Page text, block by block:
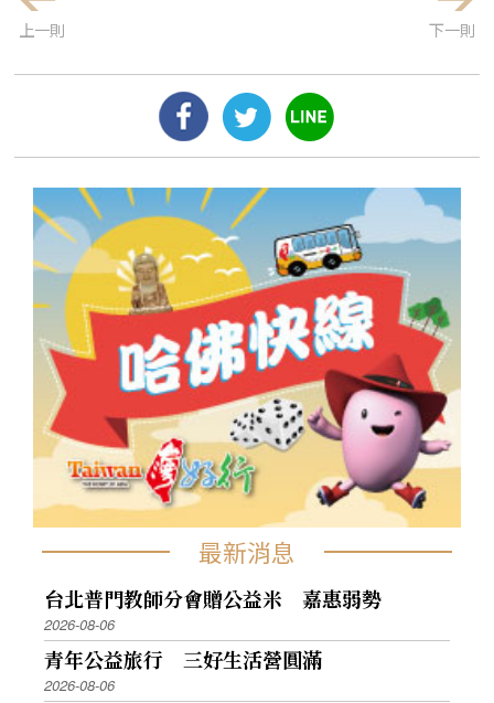
上一則 下一則
最新消息
台北普門教師分會贈公益米 嘉惠弱勢
2026-08-06
青年公益旅行 三好生活營圓滿
2026-08-06